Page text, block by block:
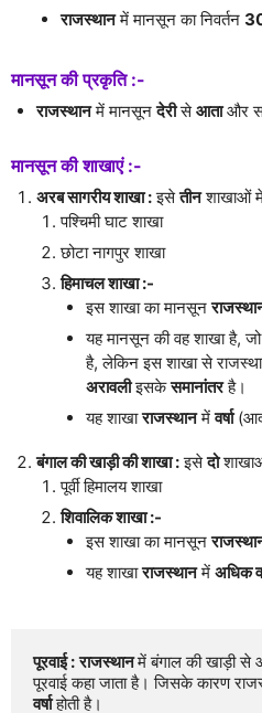
राजस्थानमें मानसून का निवर्तन
मानसून की प्रकृति :-
राजस्थानमें मानसूनदेरीसेआताऔर
मानसून की शाखाएं :-
अरब सागरीय शाखा :इसेतीनशाखाओं में
पश्चिमी घाट शाखा
छोटा नागपुर शाखा
हिमाचल शाखा :-
इस शाखा का मानसून
यह मानसून की वह शाखा है,
है, लेकिन इस शाखा से
अरावलीइसकेसमानांतरहै।
यह शाखाराजस्थानमेंवर्षा
बंगाल की खाड़ी की शाखा :इसेदो
पूर्वी हिमालय शाखा
शिवालिक शाखा :-
इस शाखा का मानसून
यह शाखाराजस्थानमें अधिक
पूरवाई : राजस्थान में बंगाल की खाड़ी से
पूरवाई कहा जाता है। जिसके कारण
वर्षा होती है।